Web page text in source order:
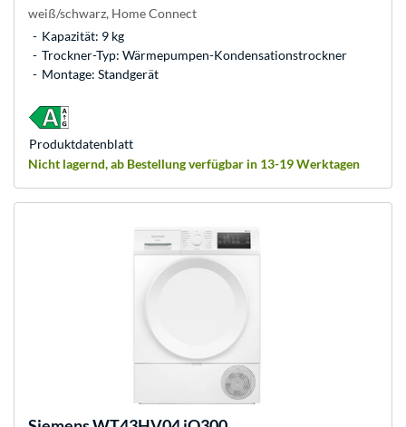
weiß/schwarz, Home Connect
Kapazität: 9 kg
Trockner-Typ: Wärmepumpen-Kondensationstrockner
Montage: Standgerät
Nicht lagernd, ab Bestellung verfügbar in 13-19 Werktagen
Produkt­datenblatt